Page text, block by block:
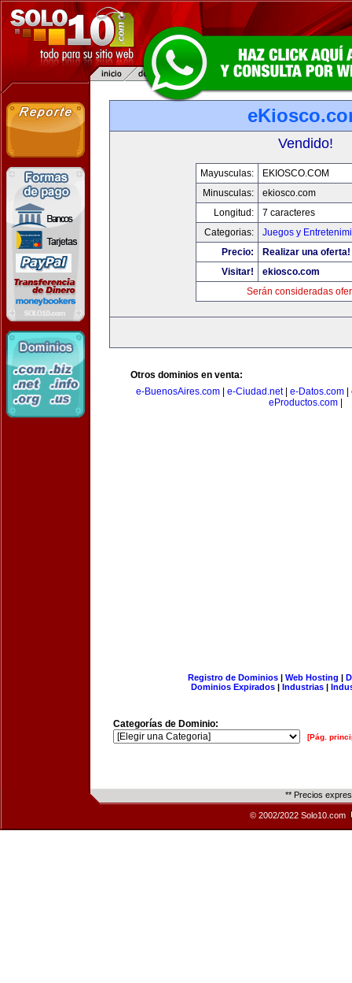
Vendido!
Mayusculas:
EKIOSCO.COM
Minusculas:
ekiosco.com
Longitud:
7 caracteres
Categorias:
Juegos y
Precio:
Realizar una oferta!
Visitar!
ekiosco.com
Serán consideradas
Otros dominios en venta:
e-BuenosAires.com| e-Ciudad.net| e-Datos.com|
eProductos.com
Registro de Dominios| Web Hosting |
Dominios Expirados | Industrias |
Categorías de Dominio:
[Pág.
** Precios
© 2002/2022 Solo10.com